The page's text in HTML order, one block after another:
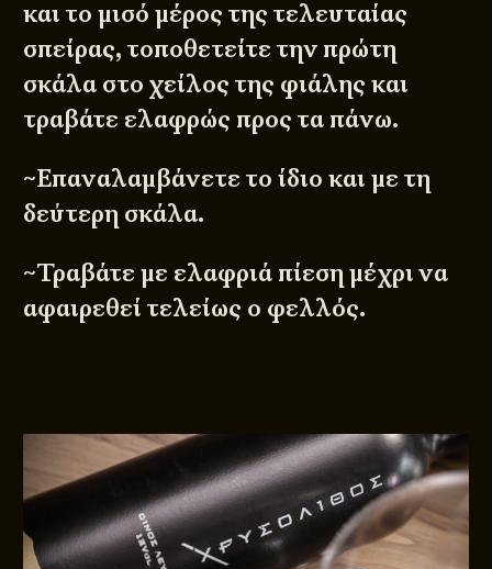
και το μισό μέρος της τελευταίας
σπείρας, τοποθετείτε την πρώτη
σκάλα στο χείλος της φιάλης και
τραβάτε ελαφρώς προς τα πάνω.
~Επαναλαμβάνετε το ίδιο και με τη
δεύτερη σκάλα.
~Τραβάτε με ελαφριά πίεση μέχρι να
αφαιρεθεί τελείως ο φελλός.